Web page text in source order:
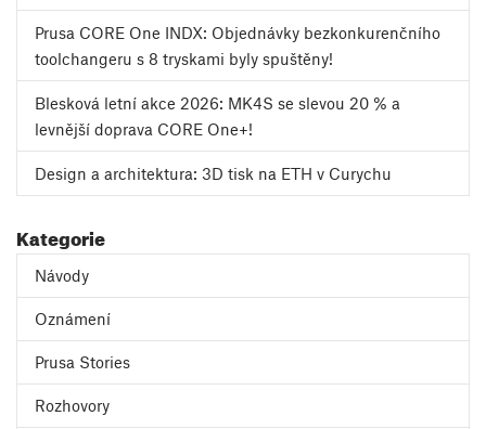
Prusa CORE One INDX: Objednávky bezkonkurenčního
toolchangeru s 8 tryskami byly spuštěny!
Blesková letní akce 2026: MK4S se slevou 20 % a
levnější doprava CORE One+!
Design a architektura: 3D tisk na ETH v Curychu
Kategorie
Návody
Oznámení
Prusa Stories
Rozhovory